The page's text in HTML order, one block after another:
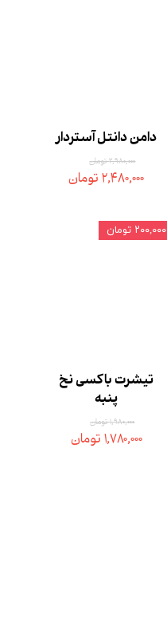
دامن دانتل آستردار
۲,۹۸۰,۰۰۰ تومان
۲,۴۸۰,۰۰۰ تومان
تیشرت باکسی نخ
پنبه
۱,۹۸۰,۰۰۰ تومان
۱,۷۸۰,۰۰۰ تومان
۲۰۰,۰۰۰ تومان